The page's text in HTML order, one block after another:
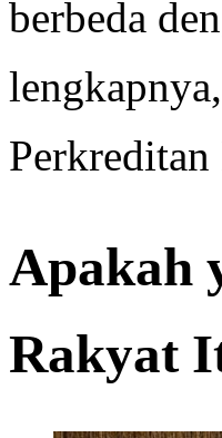
berbeda
Apakah
Rakyat